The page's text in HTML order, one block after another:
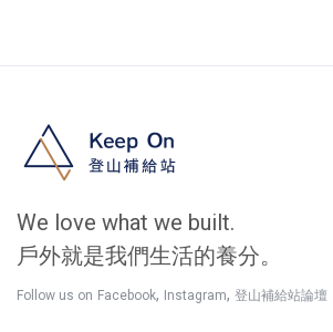
We love what we built.
戶外就是我們生活的養分。
Follow us on Facebook, Instagram, 登山補給站論壇